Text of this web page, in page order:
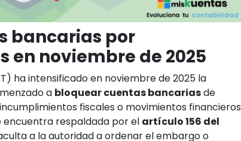
bancarias por
noviembre de 2025
ha intensificado en noviembre de 2025 la
a bloquear cuentas bancariasde
fiscales o movimientos financieros
encuentra respaldada por el artículo 156 del
a la autoridad a ordenar el embargo o